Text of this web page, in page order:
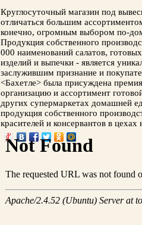
Круглосуточный магазин под
отличаться большим
конечно, огромным выбором по-
Продукция собственного
000 наименований салатов,
изделий и выпечки - является
заслужившим признание и
<Бахетле> была присуждена
организацию и ассортимент
других супермаркетах домашней
продукция собственного
красителей и консервантов в